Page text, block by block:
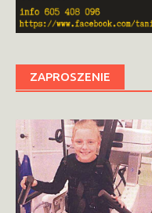
ZAPROSZENIE